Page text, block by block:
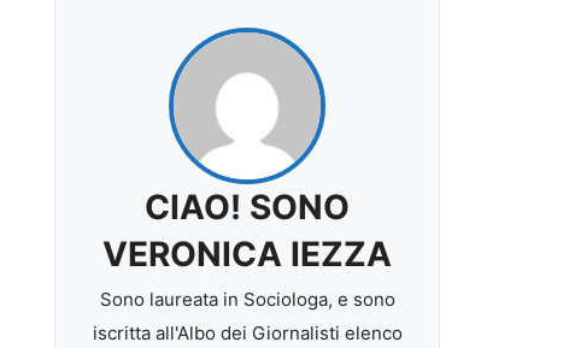
CIAO! SONO
VERONICA IEZZA
Sono laureata in Sociologa, e sono
iscritta all'Albo dei Giornalisti elenco